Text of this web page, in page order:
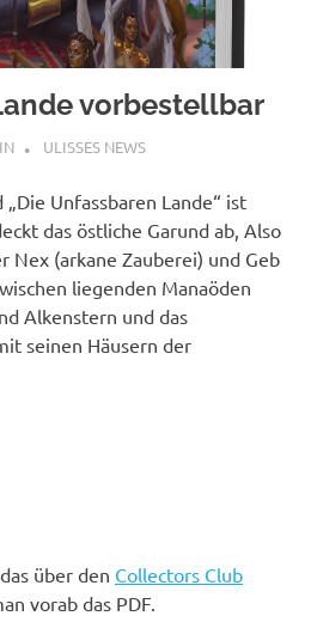
vorbestellbar
ULISSES NEWS
Unfassbaren Lande“ ist
das östliche Garund ab, Also
Nex (arkane Zauberei) und Geb
liegenden Manaöden
Alkenstern und das
seinen Häusern der
über den Collectors Club
vorab das PDF.